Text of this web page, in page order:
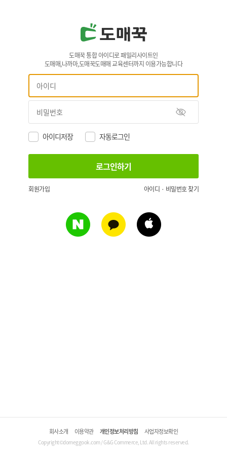
도매꾹 통합 아이디로 패밀리사이트인
도매매,나까마,도매꾹도매매 교육센터까지 이용가능합니다
아이디저장 자동로그인
회원가입 아이디 · 비밀번호 찾기
회사소개 이용약관 개인정보처리방침 사업자정보확인
Copyright©domeggook.com / G&G Commerce, Ltd. All rights reserved.